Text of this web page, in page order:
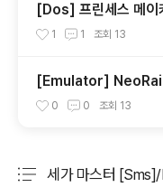
[Dos] 프린세스 메
er 1 - 한글판
1 1 조회 13
[Emulator]
oGeo CD , 네오지오
0 0 조회 13
세가 마스터